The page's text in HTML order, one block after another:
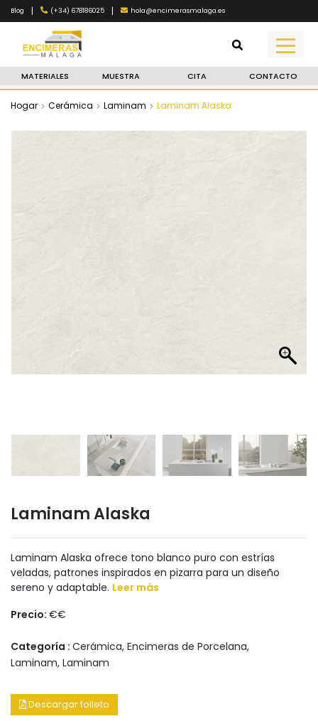
Blog | (+34) 678186025 | hola@encimerasmalaga.es
MATERIALES MUESTRA CITA CONTACTO
Hogar Cerámica Laminam Laminam Alaska
Laminam Alaska
Laminam Alaska ofrece tono blanco puro con estrías
veladas, patrones inspirados en pizarra para un diseño
sereno y adaptable. Leer más
Precio: €€
Categoría : Cerámica, Encimeras de Porcelana,
Laminam, Laminam
Descargar folleto